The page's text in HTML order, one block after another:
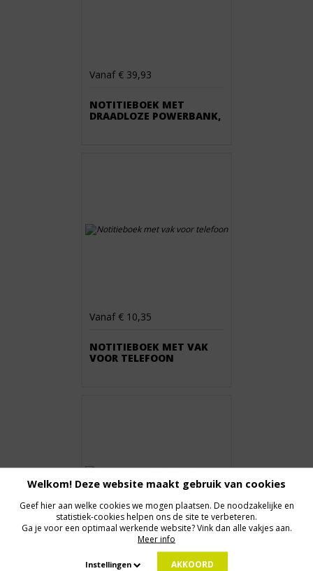
Vanaf € 39,93
NOTITIEBOEK MET
DRAADLOZE POWERBANK,
Vanaf € 10,35
NOTITIEBOEK MET VAK
VOOR TELEFOON
Vanaf € 8,97
Welkom! Deze website maakt gebruik van cookies
Geef hier aan welke cookies we mogen plaatsen. De noodzakelijke en
statistiek-cookies helpen ons de site te verbeteren.
Ga je voor een optimaal werkende website? Vink dan alle vakjes aan.
Meer info
Instellingen AKKOORD